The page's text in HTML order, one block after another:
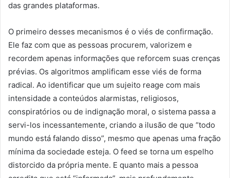
das grandes plataformas.
O primeiro desses mecanismos é o viés de confirmação.
Ele faz com que as pessoas procurem, valorizem e
recordem apenas informações que reforcem suas crenças
prévias. Os algoritmos amplificam esse viés de forma
radical. Ao identificar que um sujeito reage com mais
intensidade a conteúdos alarmistas, religiosos,
conspiratórios ou de indignação moral, o sistema passa a
servi-los incessantemente, criando a ilusão de que “todo
mundo está falando disso”, mesmo que apenas uma fração
mínima da sociedade esteja. O feed se torna um espelho
distorcido da própria mente. E quanto mais a pessoa